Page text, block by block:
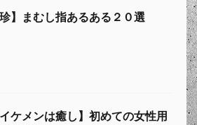
珍】まむし指あるある２０選
イケメンは癒し】初めての女性用